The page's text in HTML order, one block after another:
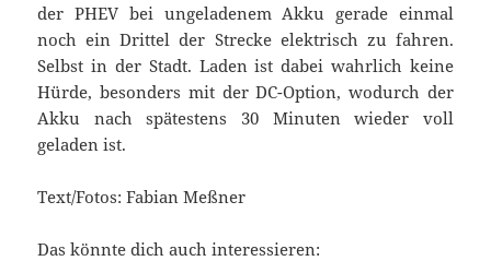
der PHEV bei ungeladenem Akku gerade einmal
noch ein Drittel der Strecke elektrisch zu fahren.
Selbst in der Stadt. Laden ist dabei wahrlich keine
Hürde, besonders mit der DC-Option, wodurch der
Akku nach spätestens 30 Minuten wieder voll
geladen ist.
Text/Fotos: Fabian Meßner
Das könnte dich auch interessieren: